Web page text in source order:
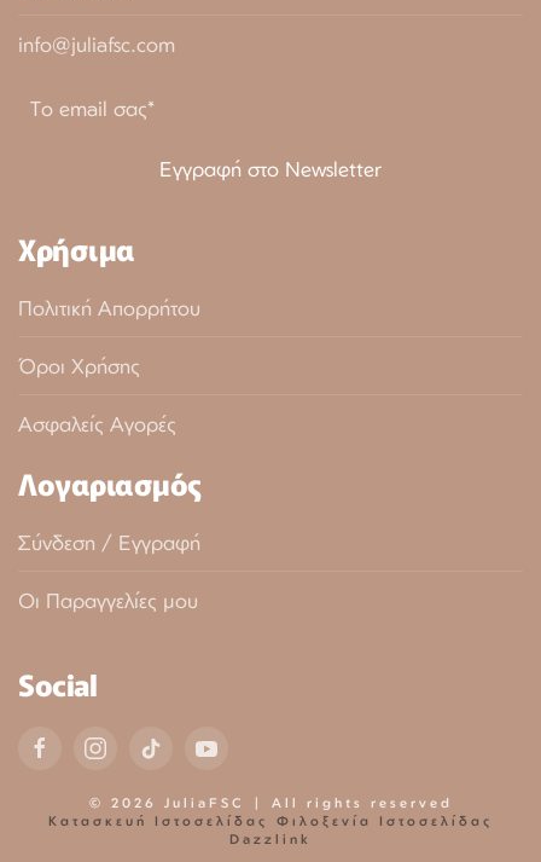
info@juliafsc.com
Χρήσιμα
Πολιτική Απορρήτου
Όροι Χρήσης
Ασφαλείς Αγορές
Λογαριασμός
Σύνδεση / Εγγραφή
Οι Παραγγελίες μου
Social
© 2026
JuliaFSC | All rights reserved
Κατασκευή Ιστοσελίδας
Φιλοξενία Ιστοσελίδας
Dazzlink